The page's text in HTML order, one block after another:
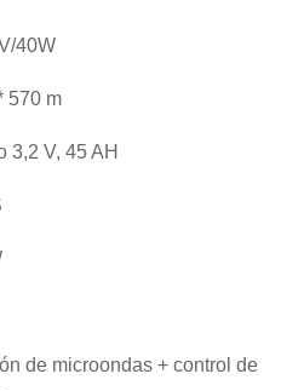
40W
570 m
3,2 V, 45 AH
de microondas + control de